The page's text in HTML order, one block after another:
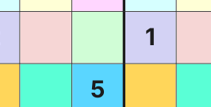
1
5